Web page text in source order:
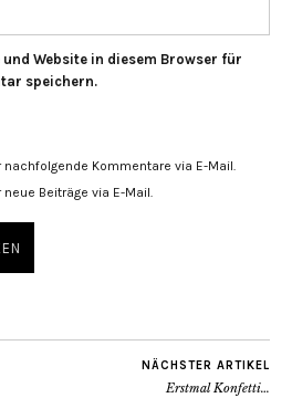
Website in diesem Browser für
speichern.
Kommentare via E-Mail.
Beiträge via E-Mail.
NÄCHSTER ARTIKEL
Erstmal Konfetti…